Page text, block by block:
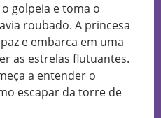
golpeia e toma o
roubado. A princesa
e embarca em uma
as estrelas flutuantes.
a entender o
escapar da torre de